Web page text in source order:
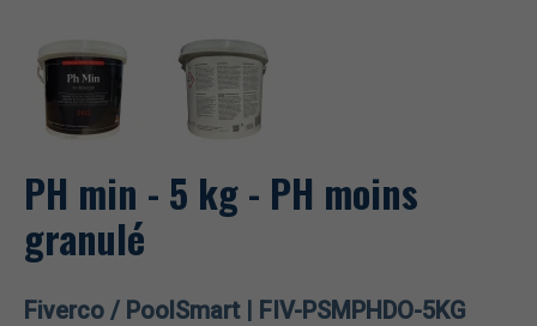
PH min - 5 kg - PH moins
granulé
Fiverco / PoolSmart | FIV-PSMPHDO-5KG